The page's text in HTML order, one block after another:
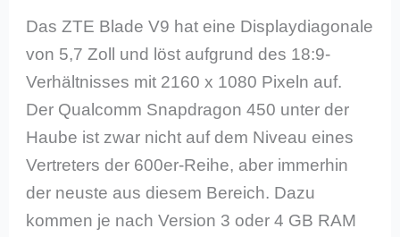
Das ZTE Blade V9 hat eine Displaydiagonale
von 5,7 Zoll und löst aufgrund des 18:9-
Verhältnisses mit 2160 x 1080 Pixeln auf.
Der Qualcomm Snapdragon 450 unter der
Haube ist zwar nicht auf dem Niveau eines
Vertreters der 600er-Reihe, aber immerhin
der neuste aus diesem Bereich. Dazu
kommen je nach Version 3 oder 4 GB RAM